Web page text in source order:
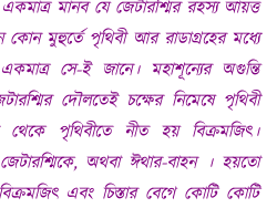
মানব যে জেটারশ্মির রহস্য আয়ত্ত
মুহুর্তে পৃথিবী আর রাডাগ্রহের মধ্যে
সে-ই জানে।মহাশূন্যের অগুন্তি
দৌলতেই চক্ষের নিমেষে পৃথিবী
থেকে পৃথিবীতে নীত হয় বিক্ৰমজিৎ।
, অথবা ঈথার-বাহন । হয়তো
এবং চিস্তার বেগে কোটি কোটি